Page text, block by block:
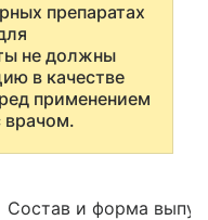
препаратах
не должны
в качестве
применением
врачом.
Состав и форма